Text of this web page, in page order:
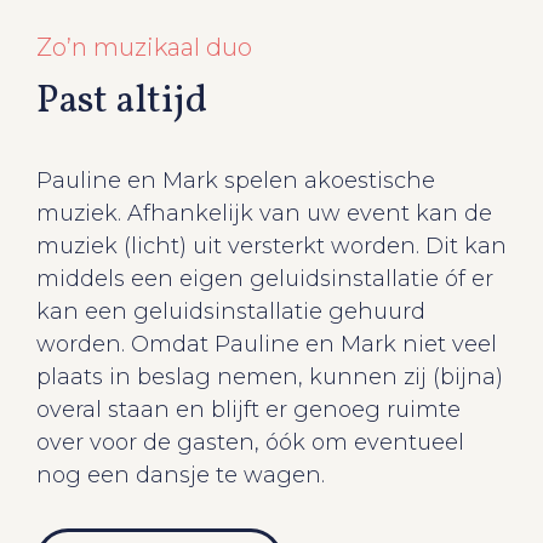
Zo’n muzikaal duo
Past altijd
Pauline en Mark spelen akoestische
muziek. Afhankelijk van uw event kan de
muziek (licht) uit versterkt worden. Dit kan
middels een eigen geluidsinstallatie óf er
kan een geluidsinstallatie gehuurd
worden. Omdat Pauline en Mark niet veel
plaats in beslag nemen, kunnen zij (bijna)
overal staan en blijft er genoeg ruimte
over voor de gasten, óók om eventueel
nog een dansje te wagen.